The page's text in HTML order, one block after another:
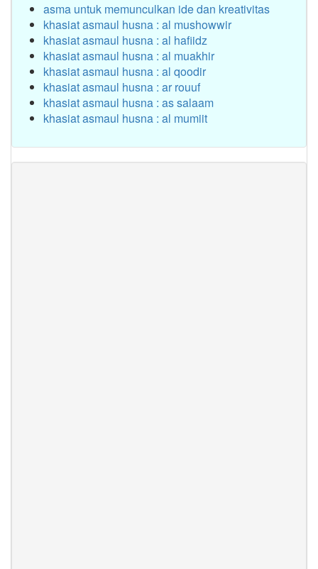
asma untuk memunculkan ide dan kreativitas
khasiat asmaul husna : al mushowwir
khasiat asmaul husna : al hafiidz
khasiat asmaul husna : al muakhir
khasiat asmaul husna : al qoodir
khasiat asmaul husna : ar rouuf
khasiat asmaul husna : as salaam
khasiat asmaul husna : al mumiit